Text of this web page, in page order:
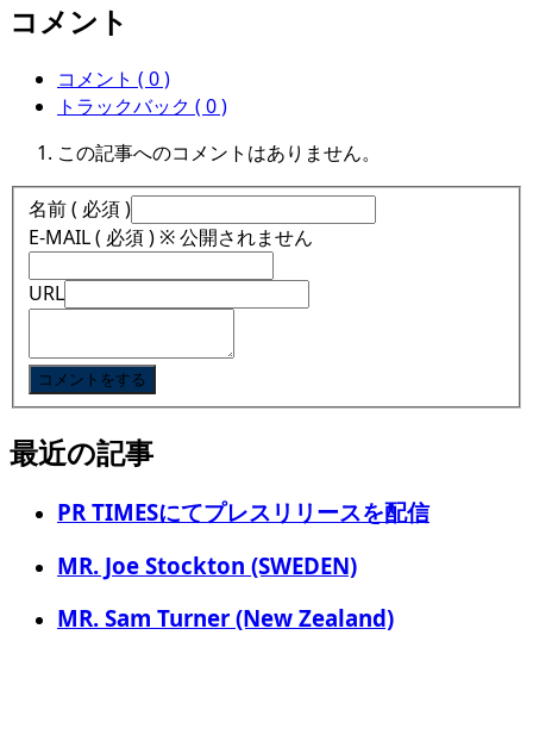
コメント
コメント ( 0 )
トラックバック ( 0 )
この記事へのコメントはありません。
名前 ( 必須 )
E-MAIL ( 必須 ) ※ 公開されません
URL
最近の記事
PR TIMESにてプレスリリースを配信
MR. Joe Stockton (SWEDEN)
MR. Sam Turner (New Zealand)